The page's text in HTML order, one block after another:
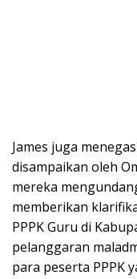
James juga
disampaikan oleh
mereka
memberikan
PPPK Guru di
pelanggaran
para peserta PPPK